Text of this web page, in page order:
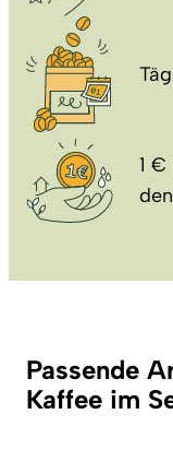
1 €
Passende
Kaffee im